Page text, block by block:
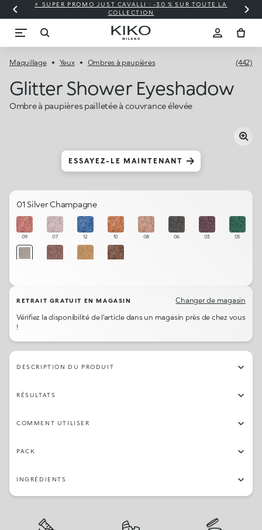
⚡ SUPER PROMO JUST CAVALLI : -30 % SUR TOUTE LA
COLLECTION
Maquillage Yeux Ombres à paupières (442)
Glitter Shower Eyeshadow
Ombre à paupières pailletée à couvrance élevée
ESSAYEZ-LE MAINTENANT
01 Silver Champagne
09 07 12 10 08 06 03 05
RETRAIT GRATUIT EN MAGASIN
Changer de magasin
Vérifiez la disponibilité de l'article dans un magasin près de chez vous
!
DESCRIPTION DU PRODUIT
RÉSULTATS
COMMENT UTILISER
PACK
INGRÉDIENTS